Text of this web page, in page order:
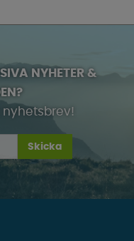
NYHETER &
Skicka